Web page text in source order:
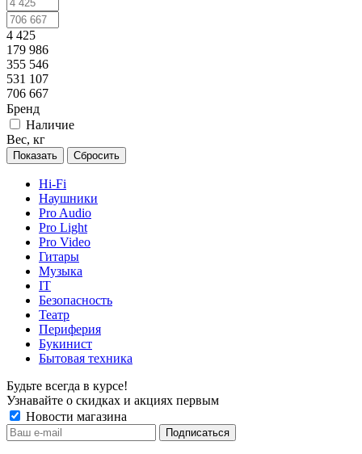
4 425
179 986
355 546
531 107
706 667
Бренд
Наличие
Вес, кг
Сбросить
Hi-Fi
Наушники
Pro Audio
Pro Light
Pro Video
Гитары
Музыка
IT
Безопасность
Театр
Периферия
Букинист
Бытовая техника
Будьте всегда в курсе!
Узнавайте о скидках и акциях первым
Новости магазина